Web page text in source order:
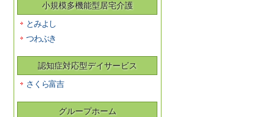
小規模多機能型居宅介護
とみよし
つわぶき
認知症対応型デイサービス
さくら富吉
グループホーム